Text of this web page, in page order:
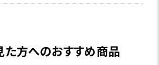
た方へのおすすめ商品